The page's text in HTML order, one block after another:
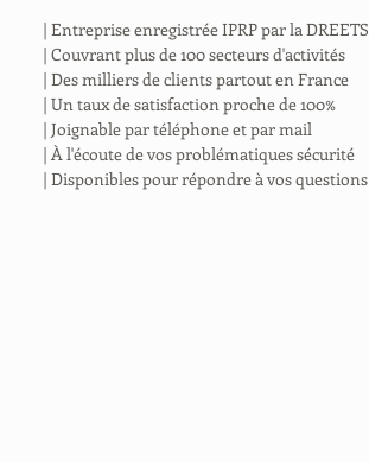
| Entreprise enregistrée IPRP par la DREETS
| Couvrant plus de 100 secteurs d'activités
| Des milliers de clients partout en France
| Un taux de satisfaction proche de 100%
| Joignable par téléphone et par mail
| À l'écoute de vos problématiques sécurité
| Disponibles pour répondre à vos questions